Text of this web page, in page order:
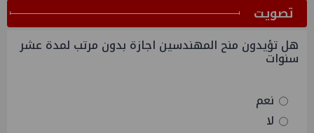
ﺗﺼﻮﻳﺖ
هل تؤيدون منح المهندسين اجازة بدون مرتب لمدة عشر
سنوات
نعم
لا